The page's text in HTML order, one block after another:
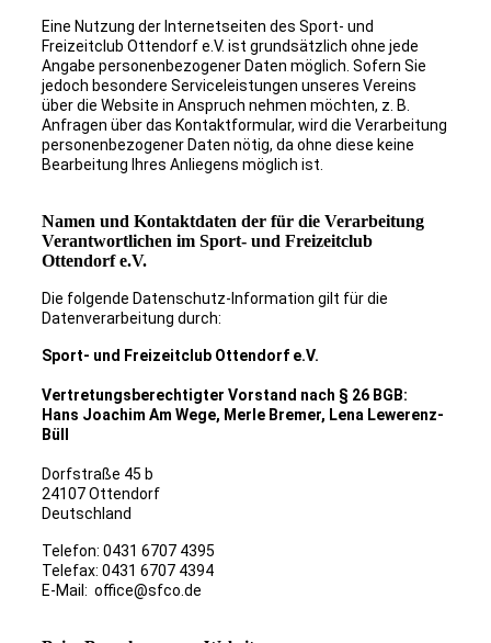
Eine Nutzung der Internetseiten des Sport- und
Freizeitclub Ottendorf e.V. ist grundsätzlich ohne jede
Angabe personenbezogener Daten möglich. Sofern Sie
jedoch besondere Serviceleistungen unseres Vereins
über die Website in Anspruch nehmen möchten, z. B.
Anfragen über das Kontaktformular, wird die Verarbeitung
personenbezogener Daten nötig, da ohne diese keine
Bearbeitung Ihres Anliegens möglich ist.
Namen und Kontaktdaten der für die Verarbeitung
Verantwortlichen im Sport- und Freizeitclub
Ottendorf e.V.
Die folgende Datenschutz-Information gilt für die
Datenverarbeitung durch:
Sport- und Freizeitclub Ottendorf e.V.
Vertretungsberechtigter Vorstand nach § 26 BGB:
Hans Joachim Am Wege, Merle Bremer, Lena Lewerenz-
Büll
Dorfstraße 45 b
24107 Ottendorf
Deutschland
Telefon: 0431 6707 4395
Telefax: 0431 6707 4394
E-Mail: office@sfco.de